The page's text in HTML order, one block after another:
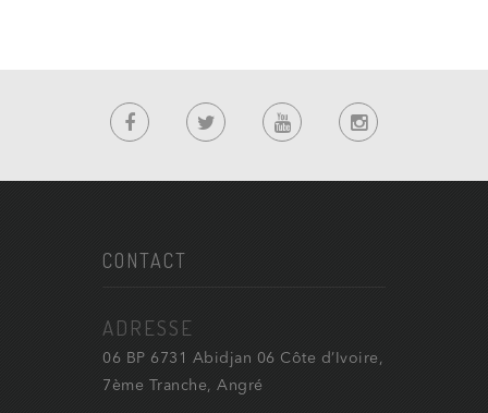
CONTACT
ADRESSE
06 BP 6731 Abidjan 06 Côte d’Ivoire,
7ème Tranche, Angré